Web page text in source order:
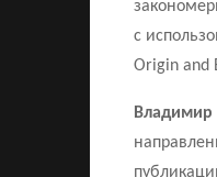
с
Origin and
Владимир